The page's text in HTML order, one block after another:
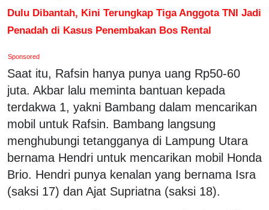
Dulu Dibantah, Kini Terungkap Tiga Anggota TNI Jadi
Penadah di Kasus Penembakan Bos Rental
Sponsored
Saat itu, Rafsin hanya punya uang Rp50-60
juta. Akbar lalu meminta bantuan kepada
terdakwa 1, yakni Bambang dalam mencarikan
mobil untuk Rafsin. Bambang langsung
menghubungi tetangganya di Lampung Utara
bernama Hendri untuk mencarikan mobil Honda
Brio. Hendri punya kenalan yang bernama Isra
(saksi 17) dan Ajat Supriatna (saksi 18).